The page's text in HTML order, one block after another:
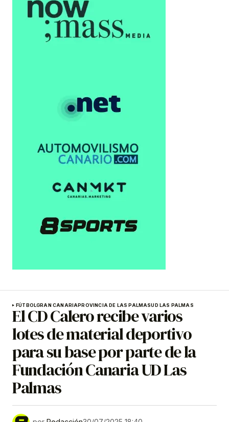
FÚTBOLGRAN CANARIAPROVINCIA DE LAS PALMASUD LAS PALMAS
El CD Calero recibe varios
lotes de material deportivo
para su base por parte de la
Fundación Canaria UD Las
Palmas